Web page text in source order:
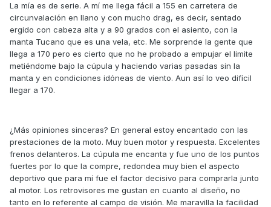
La mía es de serie. A mí me llega fácil a 155 en carretera de
circunvalación en llano y con mucho drag, es decir, sentado
ergido con cabeza alta y a 90 grados con el asiento, con la
manta Tucano que es una vela, etc. Me sorprende la gente que
llega a 170 pero es cierto que no he probado a empujar el limite
metiéndome bajo la cúpula y haciendo varias pasadas sin la
manta y en condiciones idóneas de viento. Aun así lo veo difícil
llegar a 170.
¿Más opiniones sinceras? En general estoy encantado con las
prestaciones de la moto. Muy buen motor y respuesta. Excelentes
frenos delanteros. La cúpula me encanta y fue uno de los puntos
fuertes por lo que la compre, redondea muy bien el aspecto
deportivo que para mí fue el factor decisivo para comprarla junto
al motor. Los retrovisores me gustan en cuanto al diseño, no
tanto en lo referente al campo de visión. Me maravilla la facilidad